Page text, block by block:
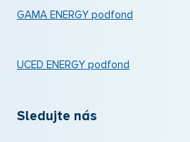
GAMA ENERGY podfond
UCED ENERGY podfond
Sledujte nás